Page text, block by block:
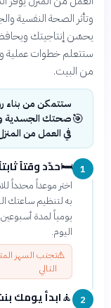
وتأثر الصحة النفسية
يحسّن إنتاجيتك
ستتعلم خطوات عملية
من البيت.
🎯
ستتمكن من بناء
صحتك الجسدية
في العمل من
1
🛏️حدّد وقتاً
اختر موعداً محدداً
به لتنظيم ساعتك
يومياً لمدة
اليوم.
⚠️تجنب السهر
التالي
2
🧘ابدأ يومك